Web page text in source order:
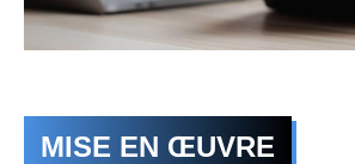
MISE EN ŒUVRE